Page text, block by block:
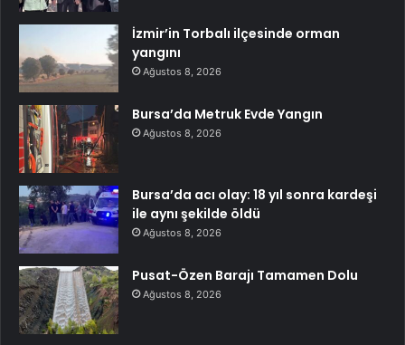
İzmir’in Torbalı ilçesinde orman
yangını
Ağustos 8, 2026
Bursa’da Metruk Evde Yangın
Ağustos 8, 2026
Bursa’da acı olay: 18 yıl sonra kardeşi
ile aynı şekilde öldü
Ağustos 8, 2026
Pusat-Özen Barajı Tamamen Dolu
Ağustos 8, 2026